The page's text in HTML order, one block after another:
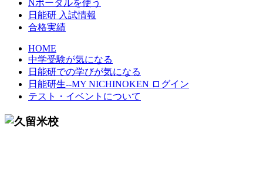
Nポータルを使う
日能研 入試情報
合格実績
HOME
中学受験が気になる
日能研での学びが気になる
日能研生--MY NICHINOKEN ログイン
テスト・イベントについて